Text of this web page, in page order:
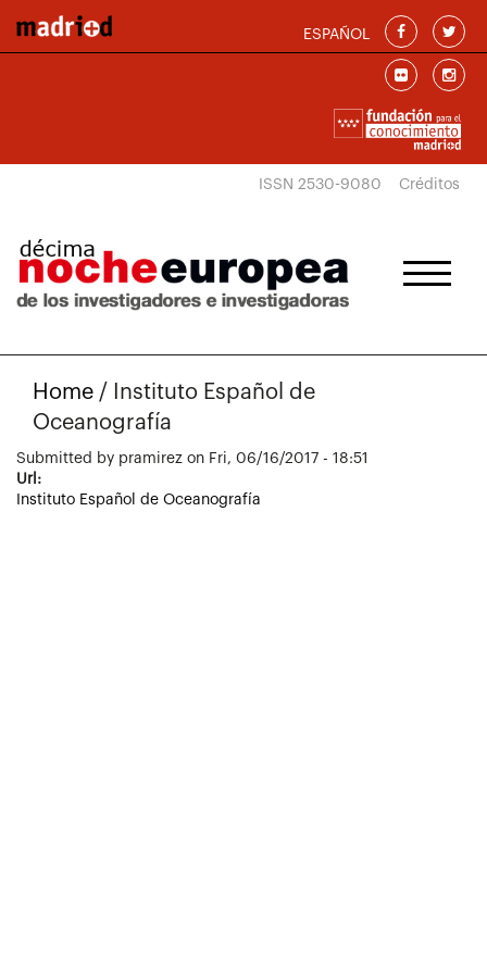
ESPAÑOL
ISSN 2530-9080 Créditos
Home /
Instituto Español de
Oceanografía
Submitted by pramirez on Fri, 06/16/2017 - 18:51
Url:
Instituto Español de Oceanografía